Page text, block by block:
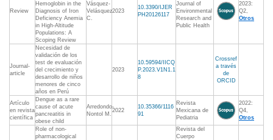
Review
Hemoglobin in the
Diagnosis of Iron
Deficiency Anemia
in High-Altitude
Populations: A
Scoping Review
Vásquez-
Velásquez
C.
2023
10.3390/IJER
PH20126117
Journal of
Environmental
Research and
Public Health
2023:
Q2,
Otros
Journal-
article
Necesidad de
validación de los
test de evaluación
del crecimiento y
desarrollo de niños
menores de cinco
años en Perú
2023
10.59594/IICQ
P.2023.V1N1.1
8
Crossref
a través
de
ORCID
Artículo
en revista
científica
Dengue as a rare
cause of acute
pancreatitis in
obese child
Arredondo-
Nontol M.
2022
10.35366/1116
91
Revista
Mexicana de
Pediatria
2022:
Q4,
Otros
Role of non-
pharmacological
Revista del
Cuerpo